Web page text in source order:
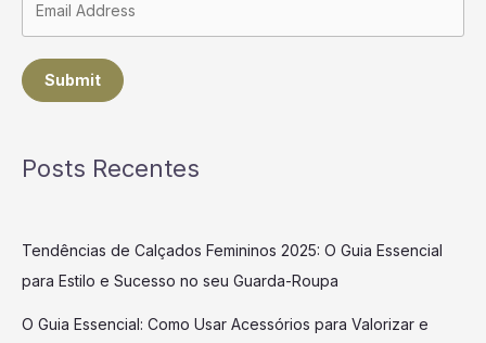
Submit
Posts Recentes
Tendências de Calçados Femininos 2025: O Guia Essencial
para Estilo e Sucesso no seu Guarda-Roupa
O Guia Essencial: Como Usar Acessórios para Valorizar e